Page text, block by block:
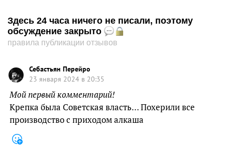
Здесь 24 часа ничего не писали, поэтому
обсуждение закрыто
правила публикации отзывов
Себастьян Перейро
23 января 2024 в 20:35
Мой первый комментарий!
Крепка была Советская власть… Похерили все
производство с приходом алкаша